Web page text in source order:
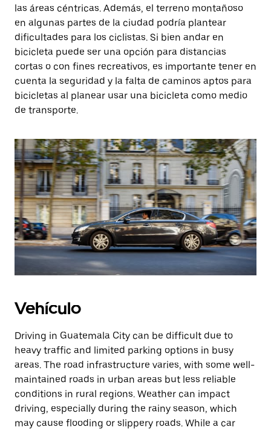
las áreas céntricas. Además, el terreno montañoso
en algunas partes de la ciudad podría plantear
dificultades para los ciclistas. Si bien andar en
bicicleta puede ser una opción para distancias
cortas o con fines recreativos, es importante tener en
cuenta la seguridad y la falta de caminos aptos para
bicicletas al planear usar una bicicleta como medio
de transporte.
Vehículo
Driving in Guatemala City can be difficult due to
heavy traffic and limited parking options in busy
areas. The road infrastructure varies, with some well-
maintained roads in urban areas but less reliable
conditions in rural regions. Weather can impact
driving, especially during the rainy season, which
may cause flooding or slippery roads. While a car